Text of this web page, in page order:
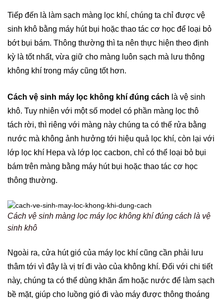
Tiếp đến là làm sạch màng lọc khí, chúng ta chỉ được vệ
sinh khô bằng máy hút bụi hoặc thao tác cơ học để loại bỏ
bớt bụi bám. Thông thường thì ta nên thực hiện theo định
kỳ là tốt nhất, vừa giữ cho màng luôn sạch mà lưu thông
không khí trong máy cũng tốt hơn.
Cách vệ sinh máy lọc không khí đúng cách là vệ sinh
khô. Tuy nhiên với một số model có phần màng lọc thô
tách rời, thì riêng với màng này chúng ta có thế rửa bằng
nước mà không ảnh hưởng tới hiệu quả lọc khí, còn lại với
lớp lọc khí Hepa và lớp lọc cacbon, chỉ có thể loại bỏ bụi
bám trên màng bằng máy hút bụi hoặc thao tác cơ học
thông thường.
Cách vệ sinh màng lọc máy lọc không khí đúng cách là vệ
sinh khô
Ngoài ra, cửa hút gió của máy lọc khí cũng cần phải lưu
thâm tới vì đây là vị trí đi vào của không khí. Đối với chi tiết
này, chúng ta có thể dùng khăn ẩm hoặc nước để làm sạch
bề mặt, giúp cho luồng gió đi vào máy được thông thoáng